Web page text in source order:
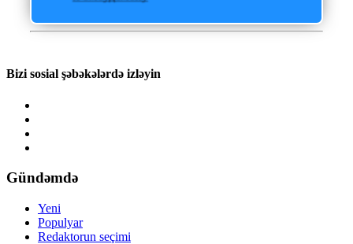
Bizi sosial şəbəkələrdə izləyin
Gündəmdə
Yeni
Populyar
Redaktorun seçimi